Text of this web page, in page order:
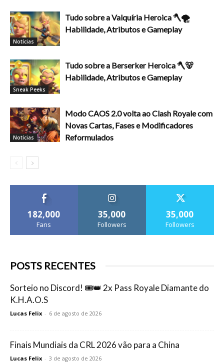
Notícias
Tudo sobre a Valquíria Heroica 🪓🌪️
Habilidade, Atributos e Gameplay
Sneak Peeks
Tudo sobre a Berserker Heroica 🪓🐻
Habilidade, Atributos e Gameplay
Notícias
Modo CAOS 2.0 volta ao Clash Royale com
Novas Cartas, Fases e Modificadores
Reformulados
182,000
Fans
35,000
Followers
35,000
Followers
POSTS RECENTES
Sorteio no Discord! 🎟️👑 2x Pass Royale Diamante do
K.H.A.O.S
Lucas Felix - 6 de agosto de 2026
Finais Mundiais da CRL 2026 vão para a China
Lucas Felix - 3 de agosto de 2026